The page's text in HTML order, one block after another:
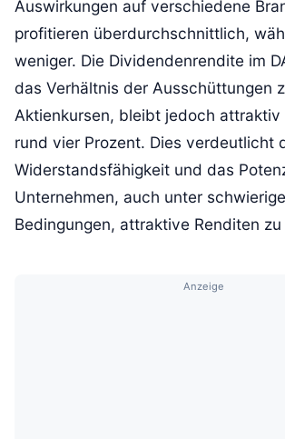
Auswirkungen auf verschiedene
profitieren überdurchschnittlich,
weniger. Die Dividendenrendite im
das Verhältnis der Ausschüttungen
Aktienkursen, bleibt jedoch attraktiv
rund vier Prozent. Dies verdeutlicht
Widerstandsfähigkeit und das
Unternehmen, auch unter
Bedingungen, attraktive Renditen zu